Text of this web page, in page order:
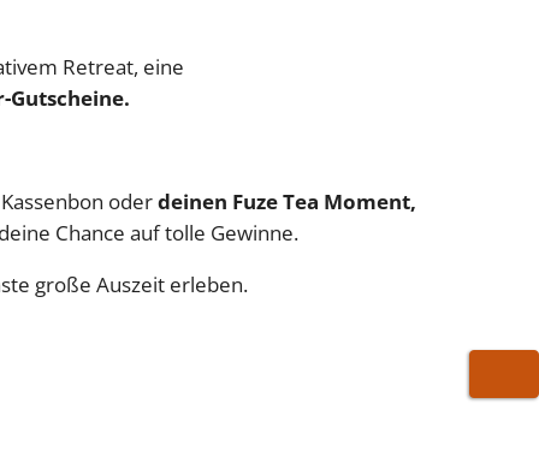
Retreat, eine
Gutscheine.
oderdeinen Fuze Tea Moment,
Chance auf tolle Gewinne.
große Auszeit erleben.